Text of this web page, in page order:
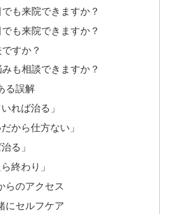
も来院できますか？
も来院できますか？
すか？
も相談できますか？
る誤解
れば治る」
から仕方ない」
る」
終わり」
らのアクセス
にセルフケア